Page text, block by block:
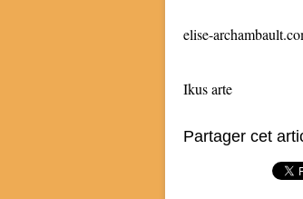
elise-
Ikus arte
Partager cet